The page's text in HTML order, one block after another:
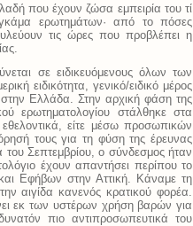
που έχουν ζώσα εμπειρία του τί
ερωτημάτων· από το πόσες
τις ώρες που προβλέπει η
σε ειδικευόμενους όλων των
ειδικότητα, γενικό/ειδικό μέρος
στην Ελλάδα. Στην αρχική φάση της
ερωτηματολογίου στάλθηκε στα
είτε μέσω προσωπικών
τους για τη φύση της έρευνας
του Σεπτεμβρίου, ο σύνδεσμος ήταν
έχουν απαντήσει περίπου το
Εφήβων στην Αττική. Κάναμε τη
αιγίδα κανενός κρατικού φορέα.
εκ των υστέρων χρήση βαρών για
πιο αντιπροσωπευτικά του